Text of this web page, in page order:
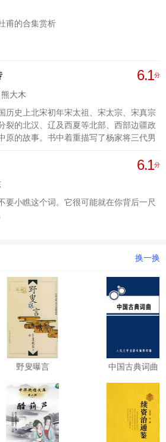
甫的合集赏析
6.1分
熊大木
历史上北宋初年宋太祖、宋太宗、宋真宗
裂的北汉、辽及西夏等北部、西部边疆政
原的故事。书中着重描写了杨家将三代男
可泣的事迹，塑造了杨业、杨六郎、杨宗
已私利而妒贤忌
6.1分
要小瞧这个词。它很可能就在你背后一尺
换一换
野叟曝言 中国古典词曲